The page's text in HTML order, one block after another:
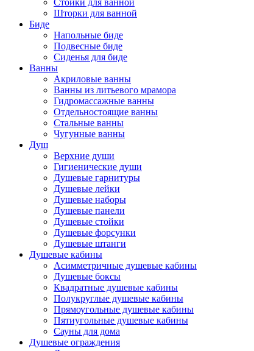
Стойки для ванной
Шторки для ванной
Биде
Напольные биде
Подвесные биде
Сиденья для биде
Ванны
Акриловые ванны
Ванны из литьевого мрамора
Гидромассажные ванны
Отдельностоящие ванны
Стальные ванны
Чугунные ванны
Душ
Верхние души
Гигиенические души
Душевые гарнитуры
Душевые лейки
Душевые наборы
Душевые панели
Душевые стойки
Душевые форсунки
Душевые штанги
Душевые кабины
Асимметричные душевые кабины
Душевые боксы
Квадратные душевые кабины
Полукруглые душевые кабины
Прямоугольные душевые кабины
Пятиугольные душевые кабины
Сауны для дома
Душевые ограждения